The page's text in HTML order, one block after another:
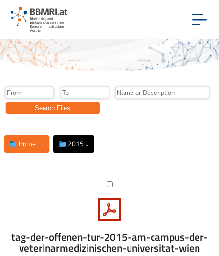
Home → 2015 ↓
tag-der-offenen-tur-2015-am-campus-der-
veterinarmedizinischen-universitat-wien